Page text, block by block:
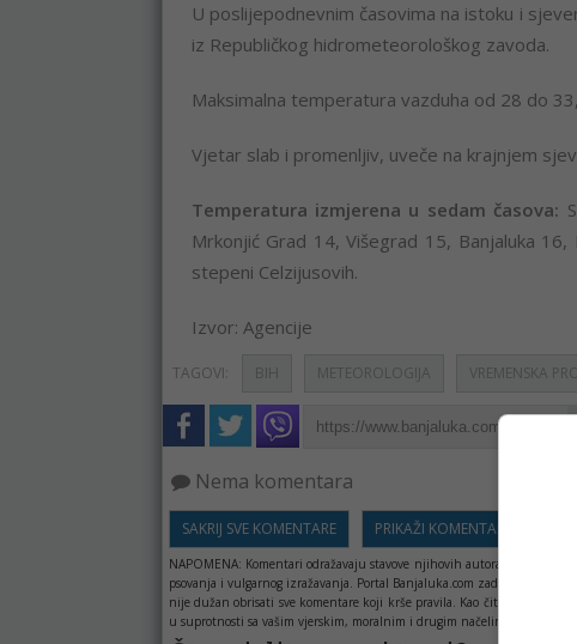
U poslijepodnevnim časovima na istoku i
iz Republičkog hidrometeorološkog zavoda.
Maksimalna temperatura vazduha od 28 do
Vjetar slab i promenljiv, uveče na krajnjem
Temperatura izmjerena u sedam časova:
Mrkonjić Grad 14, Višegrad 15, Banjaluka
stepeni Celzijusovih.
Izvor: Agencije
TAGOVI: BIH METEOROLOGIJA VREMENSKA
Nema komentara
SAKRIJ SVE KOMENTARE PRIKAŽI KOMENTARE
NAPOMENA: Komentari odražavaju stavove njihovih autora, a ne
psovanja i vulgarnog izražavanja. Portal Banjaluka.com zadržava pravo
nije dužan obrisati sve komentare koji krše pravila. Kao čitalac takođe
u suprotnosti sa vašim vjerskim, moralnim i drugim načelima i